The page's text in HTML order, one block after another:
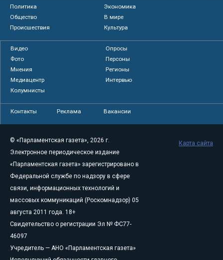
Политика
Экономика
Общество
В мире
Происшествия
Культура
Видео
Опросы
Фото
Персоны
Мнения
Регионы
Медиацентр
Интервью
Колумнисты
Контакты Реклама Вакансии
© «Парламентская газета», 2026 г.
Электронное периодическое издание
«Парламентская газета» зарегистрировано в
Федеральной службе по надзору в сфере
связи, информационных технологий и
массовых коммуникаций (Роскомнадзор) 05
августа 2011 года. 18+
Свидетельство о регистрации Эл № ФС77-
46097
Учредитель — АНО «Парламентская газета»
Карта сайта